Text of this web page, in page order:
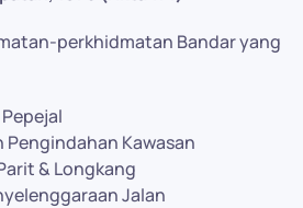
perkhidmatan Bandar yang
Pengindahan Kawasan
& Longkang
Jalan